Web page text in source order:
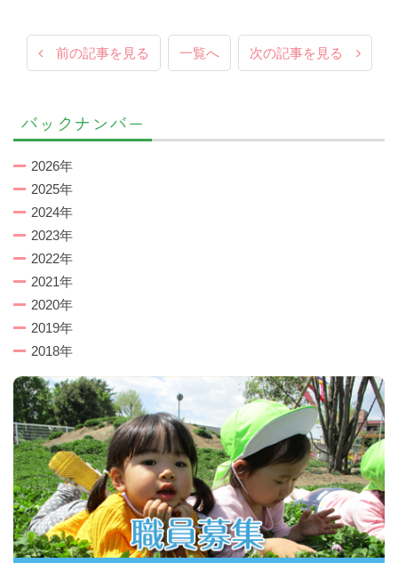
前の記事を見る 一覧へ 次の記事を見る
バックナンバー
2026年
2025年
2024年
2023年
2022年
2021年
2020年
2019年
2018年